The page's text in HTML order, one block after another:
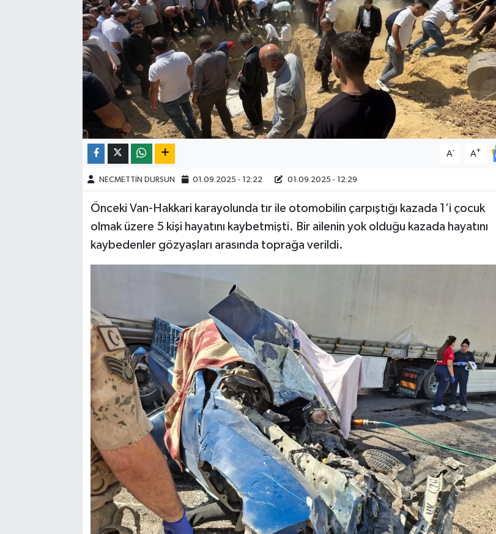
A- A+
NECMETTİN DURSUN 01.09.2025 - 12:22 01.09.2025 - 12:29
Önceki Van-Hakkari karayolunda tır ile otomobilin çarpıştığı kazada 1’i çocuk
olmak üzere 5 kişi hayatını kaybetmişti. Bir ailenin yok olduğu kazada hayatını
kaybedenler gözyaşları arasında toprağa verildi.